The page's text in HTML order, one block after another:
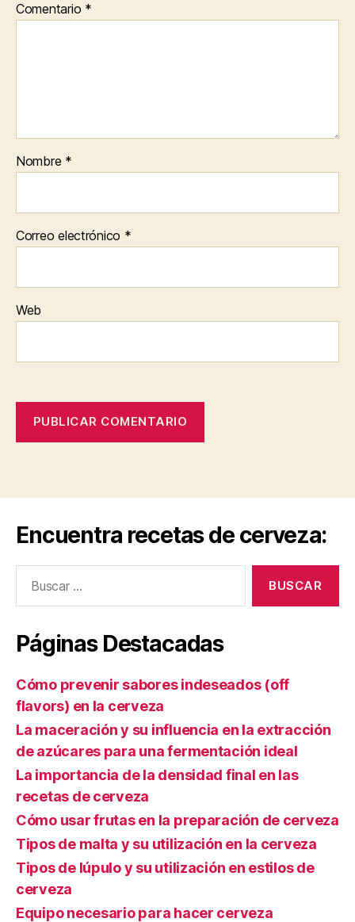
Comentario *
Nombre *
Correo electrónico *
Web
Encuentra recetas de cerveza:
Páginas Destacadas
Cómo prevenir sabores indeseados (off
flavors) en la cerveza
La maceración y su influencia en la extracción
de azúcares para una fermentación ideal
La importancia de la densidad final en las
recetas de cerveza
Cómo usar frutas en la preparación de cerveza
Tipos de malta y su utilización en la cerveza
Tipos de lúpulo y su utilización en estilos de
cerveza
Equipo necesario para hacer cerveza